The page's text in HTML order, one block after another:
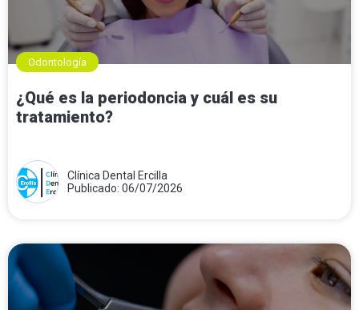
Odontología
¿Qué es la periodoncia y cuál es su
tratamiento?
Clínica Dental Ercilla
Publicado: 06/07/2026